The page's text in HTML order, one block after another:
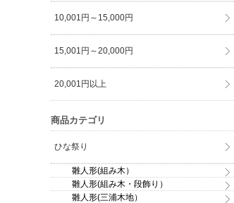
10,001円～15,000円
15,001円～20,000円
20,001円以上
商品カテゴリ
ひな祭り
雛人形(組み木）
雛人形(組み木・段飾り）
雛人形(三浦木地）